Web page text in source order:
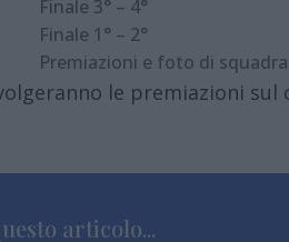
Finale 3° – 4°
Finale 1° – 2°
Premiazioni e foto di squadra
le premiazioni sul
articolo...